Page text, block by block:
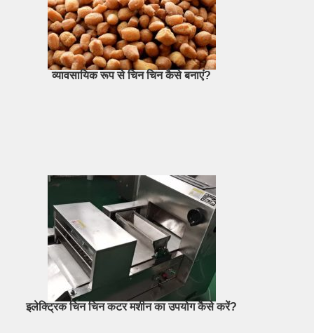
व्यावसायिक रूप से चिन चिन कैसे बनाएं?
इलेक्ट्रिक चिन चिन कटर मशीन का उपयोग कैसे करें?